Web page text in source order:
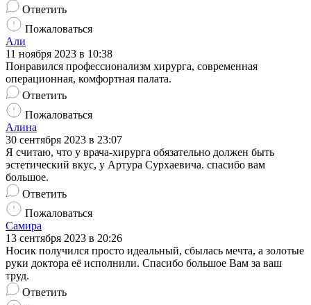
Ответить
Пожаловаться
Али
11 ноября 2023 в 10:38
Понравился профессионализм хирурга, современная
операционная, комфортная палата.
Ответить
Пожаловаться
Алина
30 сентября 2023 в 23:07
Я считаю, что у врача-хирурга обязательно должен быть
эстетический вкус, у Артура Сурхаевича. спасибо вам
большое.
Ответить
Пожаловаться
Самира
13 сентября 2023 в 20:26
Носик получился просто идеальный, сбылась мечта, а золотые
руки доктора её исполнили. Спасибо большое Вам за ваш
труд.
Ответить